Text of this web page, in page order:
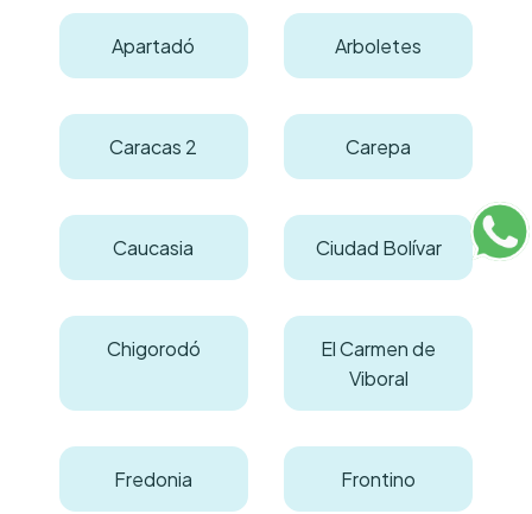
Apartadó Arboletes
Caracas 2 Carepa
Caucasia Ciudad Bolívar
Chigorodó
El Carmen de
Viboral
Fredonia Frontino